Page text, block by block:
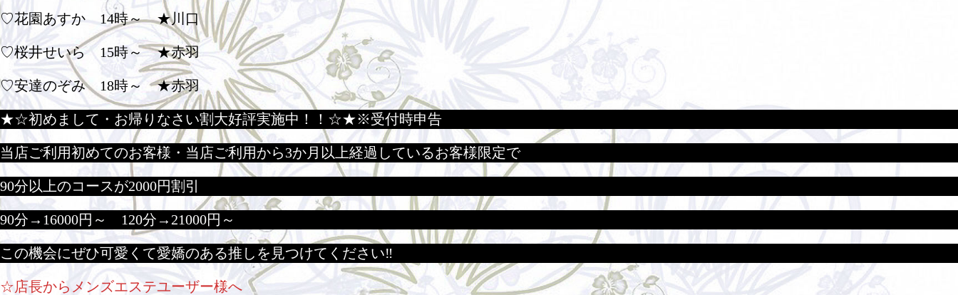
♡花園あすか 14時～ ★川口
♡桜井せいら 15時～ ★赤羽
♡安達のぞみ 18時～ ★赤羽
★☆初めまして・お帰りなさい割大好評実施中！！☆★※受付時申告
当店ご利用初めてのお客様・当店ご利用から3か月以上経過しているお客様限定で
90分以上のコースが2000円割引
90分→16000円～ 120分→21000円～
この機会にぜひ可愛くて愛嬌のある推しを見つけてください‼
☆店長からメンズエステユーザー様へ